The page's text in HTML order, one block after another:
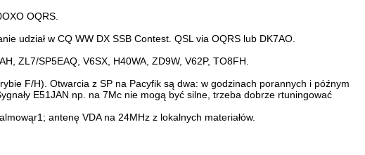
OQRS.
udział w CQ WW DX SSB Contest. QSL via OQRS lub DK7AO.
ZL7/SP5EAQ, V6SX, H40WA, ZD9W, V62P, TO8FH.
F/H). Otwarcia z SP na Pacyfik są dwa: w godzinach porannych i późnym
E51JAN np. na 7Mc nie mogą być silne, trzeba dobrze rtuningować
antenę VDA na 24MHz z lokalnych materiałów.